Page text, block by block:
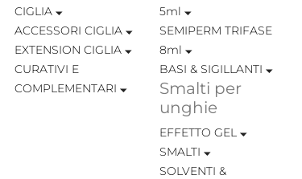
CIGLIA
ACCESSORI CIGLIA
EXTENSION CIGLIA
CURATIVI E
COMPLEMENTARI
5ml
SEMIPERM TRIFASE
8ml
BASI & SIGILLANTI
Smalti per
unghie
EFFETTO GEL
SMALTI
SOLVENTI &